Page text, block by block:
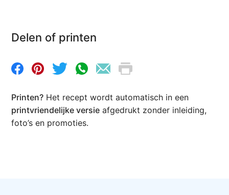
Delen of printen
Printen? Het recept wordt automatisch in een
printvriendelijke versie afgedrukt zonder inleiding,
foto’s en promoties.